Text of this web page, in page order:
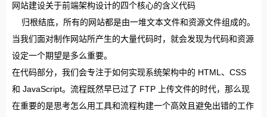
网站建设关于前端架构设计的四个核心的含义代码
归根结底，所有的网站都是由一堆文本文件和资源文件组成的。
当我们面对制作网站所产生的大量代码时，就会发现为代码和资源
设定一个期望是多么重要。
在代码部分，我们会专注于如何实现系统架构中的 HTML、CSS
和 JavaScript。流程既然早已过了 FTP 上传文件的时代，那么现
在重要的是思考怎么用工具和流程构建一个高效且避免出错的工作